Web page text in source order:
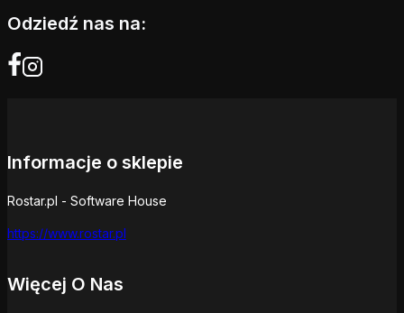
Odziedź nas na:
Informacje o sklepie
Rostar.pl - Software House
https://www.rostar.pl
Więcej O Nas